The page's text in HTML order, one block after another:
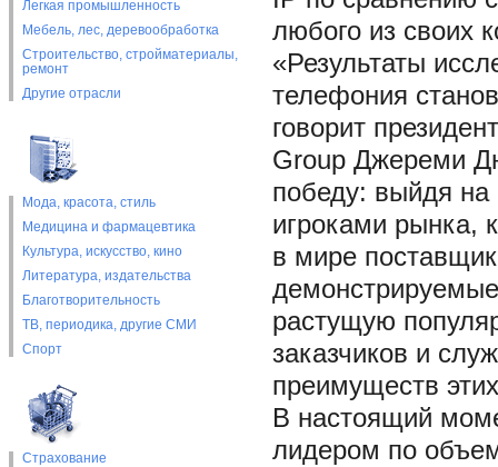
Легкая промышленность
Мебель, лес, деревообработка
Строительство, стройматериалы,
ремонт
Другие отрасли
Мода, красота, стиль
Медицина и фармацевтика
Культура, искусство, кино
Литература, издательства
Благотворительность
ТВ, периодика, другие СМИ
Спорт
Страхование
любого из своих
«Результаты
телефония
говорит
Group Джереми
победу: выйдя на
игроками рынка,
в мире
растущую
заказчиков и
преимуществ
В настоящий
лидером по